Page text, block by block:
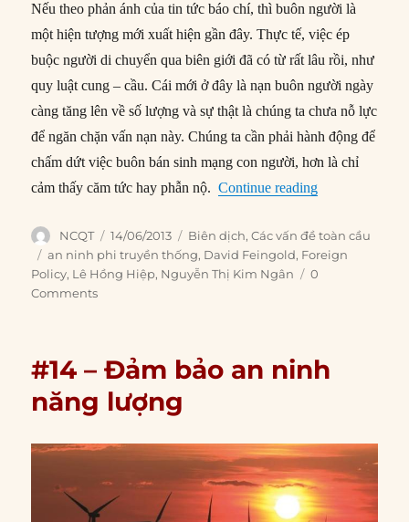
Nếu theo phản ánh của tin tức báo chí, thì buôn người là
một hiện tượng mới xuất hiện gần đây. Thực tế, việc ép
buộc người di chuyển qua biên giới đã có từ rất lâu rồi, như
quy luật cung – cầu. Cái mới ở đây là nạn buôn người ngày
càng tăng lên về số lượng và sự thật là chúng ta chưa nỗ lực
để ngăn chặn vấn nạn này. Chúng ta cần phải hành động để
chấm dứt việc buôn bán sinh mạng con người, hơn là chỉ
cảm thấy căm tức hay phẫn nộ. Continue reading“#17 – Hãy
Author
NCQT
Posted
on
14/06/2013 Categories
Biên dịch,Các vấn đề toàn cầu
Tags
an ninh phi truyền thống, David Feingold, Foreign
Policy, Lê Hồng Hiệp, Nguyễn Thị Kim Ngân
0
Comments
#14 – Đảm bảo an ninh
năng lượng